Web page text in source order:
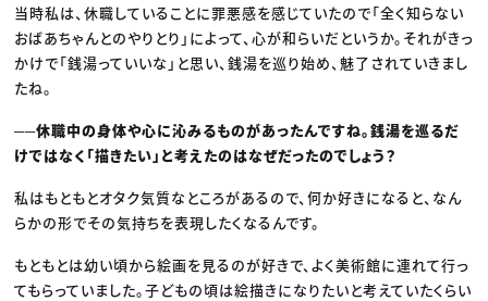
当時私は、休職していることに罪悪感を感じていたので「全く知らない
おばあちゃんとのやりとり」によって、心が和らいだというか。それがきっ
かけで「銭湯っていいな」と思い、銭湯を巡り始め、魅了されていきまし
たね。
──休職中の身体や心に沁みるものがあったんですね。銭湯を巡るだ
けではなく「描きたい」と考えたのはなぜだったのでしょう？
私はもともとオタク気質なところがあるので、何か好きになると、なん
らかの形でその気持ちを表現したくなるんです。
もともとは幼い頃から絵画を見るのが好きで、よく美術館に連れて行っ
てもらっていました。子どもの頃は絵描きになりたいと考えていたくらい